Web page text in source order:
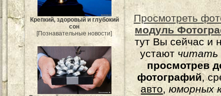
Крепкий, здоровый и глубокий
сон
[Познавательные новости]
Просмотреть
модуль
тут Вы сейчас и
устают читать
просмотрев
фотографий,
авто,юморных